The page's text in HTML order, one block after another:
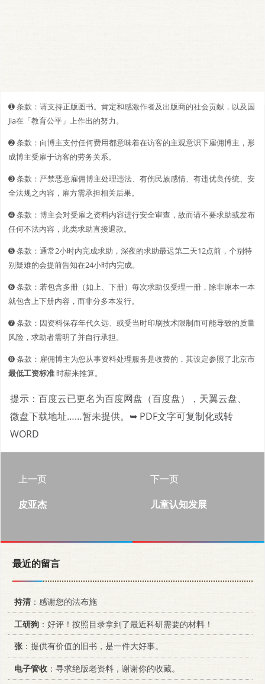
➊️ 条款：请支持正版图书。肯定和感激作者及出版商的社会贡献，以及国
Jia在「教育公平」上作出的努力。
➋️️ 条款：向博主支付任何费用都意味着在访客的主观意识下雇佣博主，形
成博主受雇于访客的劳务关系。
➌ 条款：严禁恶意雇佣博主处理违法、有伤民族感情、有违优良传统、安
全法规之内容，雇方需承担相关后果。
➍ 条款：博主会对受雇之资料内容进行安全审查，故而请不要求助或发布
任何不法内容，此类求助直接退款。
➎ 条款：通常2小时内完成求助，深夜的求助最迟第二天12点前，个别特
别疑难的会提前告知在24小时内完成。
➏ 条款：若包含多册（如上、下册）每次求助仅受理一册，除非原本一本
就包含上下册内容，而非分多本发行。
➐ 条款：因资料保存年代久远、或受当时印刷技术限制而可能导致的质量
风险，求助者需明了并自行承担。
➑ 条款：雇佣博主为您从事资料处理服务是收费的，其设定参照了北京市
最低工资标准时薪来推算。
提示：百度云已更名为百度网盘（百度盘），天翼云盘、
微盘下载地址……暂未提供。 ➥ PDF文字可复制化或转
WORD
上一页
皮亚杰
下一页
儿童认知发展
最近的留言
持清：感谢您的法布施
工研狗 ：好评！按照目录拿到了最近科研需要的材料！
张：提供有价值的旧书，是一件大好事。
电子管收 ：寻求绝版老资料，谢谢你的收藏。